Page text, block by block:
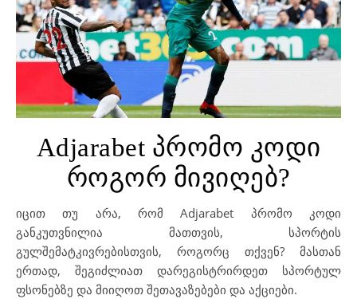
Adjarabet პრომო კოდი
როგორ მივიღებ?
იცით თუ არა, რომ Adjarabet პრომო კოდი
განკუთვნილია მათთვის, სპორტის
გულშემატკივრებისთვის, როგორც თქვენ? მასთან
ერთად, შეგიძლიათ დარეგისტრირდეთ სპორტულ
ფსონებზე და მიიღოთ შეთავაზებები და აქციები.